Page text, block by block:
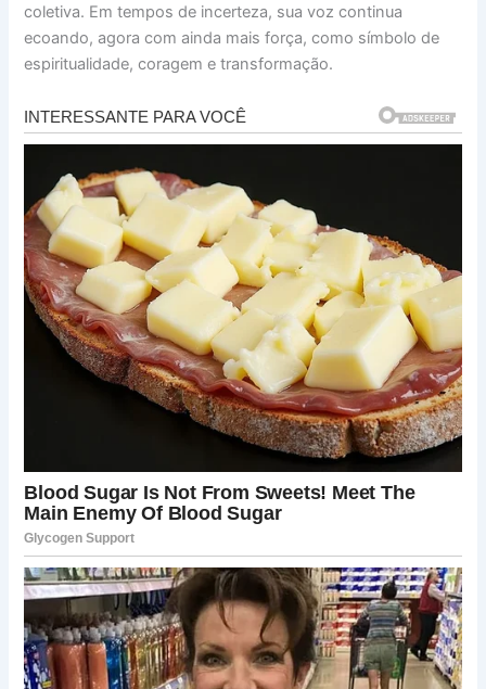
coletiva. Em tempos de incerteza, sua voz continua
ecoando, agora com ainda mais força, como símbolo de
espiritualidade, coragem e transformação.